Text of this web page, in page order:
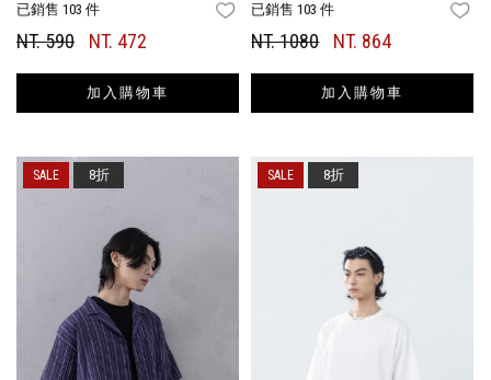
已銷售 103 件 FAVORITES
NT. 590 NT. 472
加入購物車
已銷售 103 件
NT. 1080 NT. 864
加入購物車
8折 8折